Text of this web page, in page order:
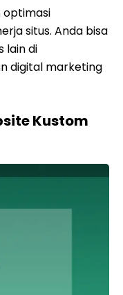
optimasi
situs. Anda bisa
lain di
digital marketing
Kustom